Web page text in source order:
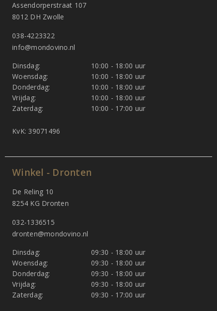
Assendorperstraat 107
8012 DH Zwolle
038-4223322
info@mondovino.nl
Dinsdag:
10:00 - 18:00 uur
Woensdag:
10:00 - 18:00 uur
Donderdag:
10:00 - 18:00 uur
Vrijdag:
10:00 - 18:00 uur
Zaterdag:
10:00 - 17:00 uur
KvK: 39071496
Winkel - Dronten
De Reling 10
8254 KG Dronten
032-1336515
dronten@mondovino.nl
Dinsdag:
09:30 - 18:00 uur
Woensdag:
09:30 - 18:00 uur
Donderdag:
09:30 - 18:00 uur
Vrijdag:
09:30 - 18:00 uur
Zaterdag:
09:30 - 17:00 uur